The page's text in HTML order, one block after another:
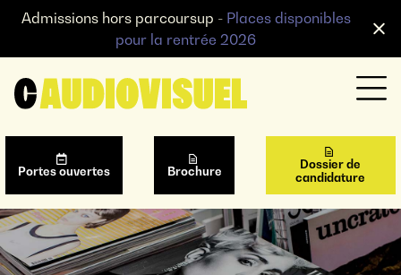
Admissions hors parcoursup - Places disponibles
pour la rentrée 2026
Portes ouvertes Brochure
Dossier de
candidature